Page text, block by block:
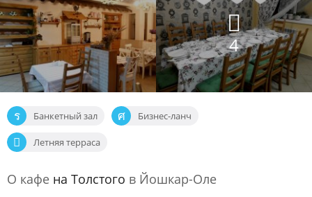
4
Банкетный зал Бизнес-ланч
Летняя терраса
О кафе на Толстого в Йошкар-Оле